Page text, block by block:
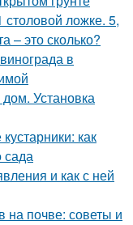
ложке. 5,
– это сколько?
в
Установка
как
сада
и как с ней
на почве: советы и